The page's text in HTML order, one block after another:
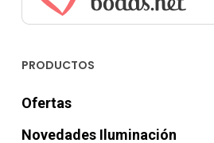
PRODUCTOS
Ofertas
Novedades Iluminación